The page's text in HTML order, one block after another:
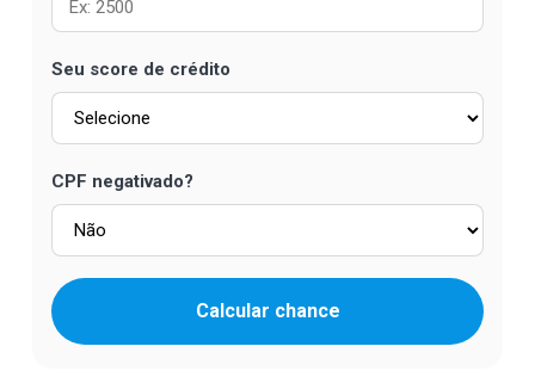
Seu score de crédito
CPF negativado?
Calcular chance